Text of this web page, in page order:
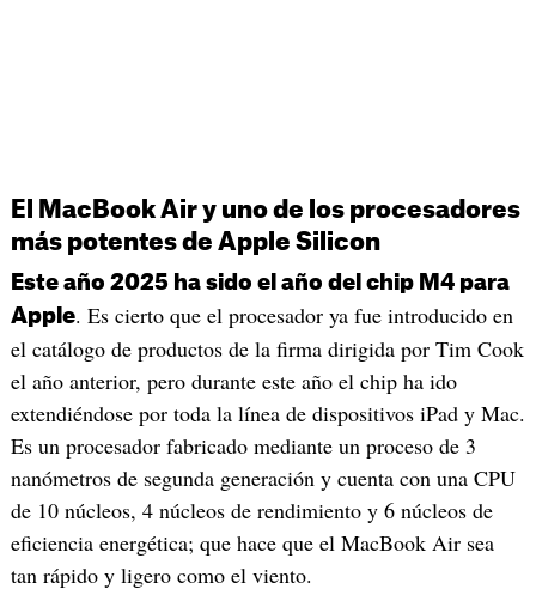
El MacBook Air y uno de los procesadores
más potentes de Apple Silicon
Este año 2025 ha sido el año del chip M4 para
Apple. Es cierto que el procesador ya fue introducido en
el catálogo de productos de la firma dirigida por Tim Cook
el año anterior, pero durante este año el chip ha ido
extendiéndose por toda la línea de dispositivos iPad y Mac.
Es un procesador fabricado mediante un proceso de 3
nanómetros de segunda generación y cuenta con una CPU
de 10 núcleos, 4 núcleos de rendimiento y 6 núcleos de
eficiencia energética; que hace que el MacBook Air sea
tan rápido y ligero como el viento.